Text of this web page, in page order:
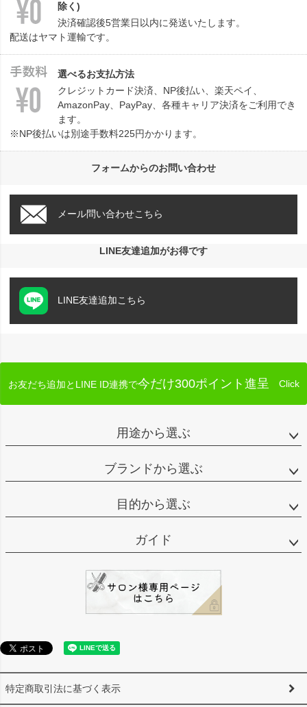
除く)
決済確認後5営業日以内に発送いたします。
配送はヤマト運輸です。
選べるお支払方法
クレジットカード決済、NP後払い、楽天ペイ、
AmazonPay、PayPay、各種キャリア決済をご利用でき
ます。
※NP後払いは別途手数料225円かかります。
フォームからのお問い合わせ
メール問い合わせこちら
LINE友達追加がお得です
LINE友達追加こちら
お友だち追加とLINE ID連携で今だけ300ポイント進呈 Click
用途から選ぶ
ブランドから選ぶ
目的から選ぶ
ガイド
特定商取引法に基づく表示